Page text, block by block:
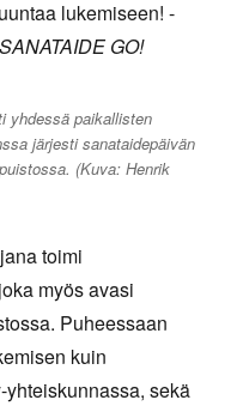
lukemiseen! -
GO!
yhdessä paikallisten
järjesti sanataidepäivän
(Kuva: Henrik
toimi
myös avasi
Puheessaan
kuin
sekä